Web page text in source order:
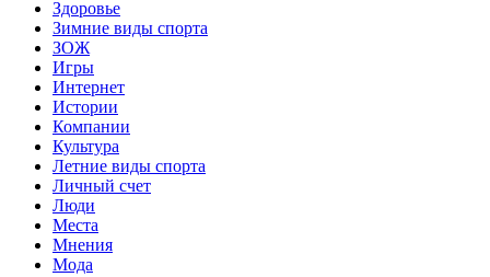
Здоровье
Зимние виды спорта
ЗОЖ
Игры
Интернет
Истории
Компании
Культура
Летние виды спорта
Личный счет
Люди
Места
Мнения
Мода